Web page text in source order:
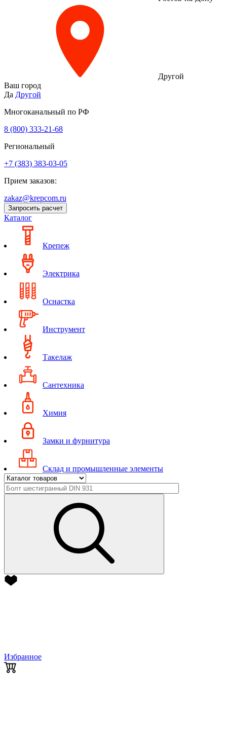
Другой
Ваш город
Да Другой
Многоканальный по РФ
8 (800) 333‑21-68
Региональный
+7 (383) 383-03-05
Прием заказов:
zakaz@krepcom.ru
Запросить расчет
Каталог
Крепеж
Электрика
Оснастка
Инструмент
Такелаж
Сантехника
Химия
Замки и фурнитура
Склад и промышленные элементы
Избранное